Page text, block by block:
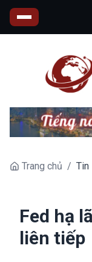
Trang chủ / Tin
Fed hạ
liên tiếp